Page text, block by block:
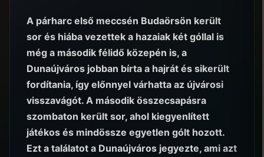
A párharc első meccsén Budaörsön került
sor és hiába vezettek a hazaiak két góllal is
még a második félidő közepén is, a
Dunaújváros jobban bírta a hajrát és sikerült
fordítania, így előnnyel várhatta az újvárosi
visszavágót. A második összecsapásra
szombaton került sor, ahol kiegyenlített
játékos és mindössze egyetlen gólt hozott.
Ezt a találatot a Dunaújváros jegyezte, ami azt